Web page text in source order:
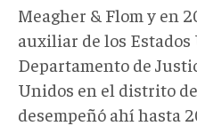
Meagher & Flom y en
auxiliar de los Estados
Departamento de
Unidos en el distrito
desempeñó ahí hasta